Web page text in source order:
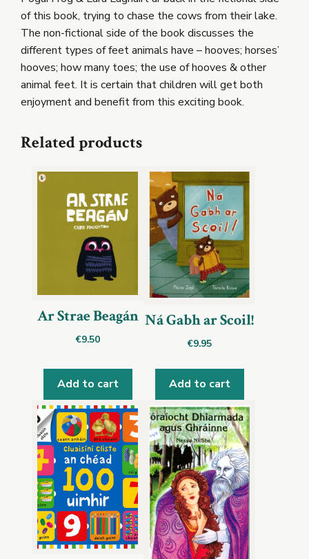
of this book, trying to chase the cows from their lake.
The non-fictional side of the book discusses the
different types of feet animals have – hooves; horses’
hooves; how many toes; the use of hooves & other
animal feet. It is certain that children will get both
enjoyment and benefit from this exciting book.
Related products
Ar Strae Beagán
€9.50
Add to cart
Ná Gabh ar Scoil!
€9.95
Add to cart